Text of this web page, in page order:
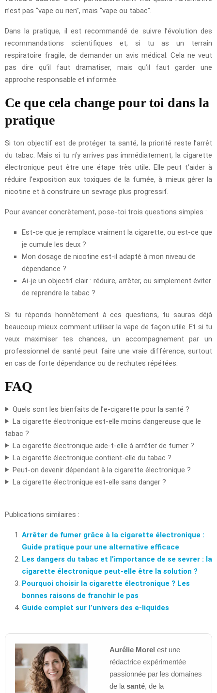
n’est pas “vape ou rien”, mais “vape ou tabac”.
Dans la pratique, il est recommandé de suivre l’évolution des
recommandations scientifiques et, si tu as un terrain
respiratoire fragile, de demander un avis médical. Cela ne veut
pas dire qu’il faut dramatiser, mais qu’il faut garder une
approche responsable et informée.
Ce que cela change pour toi dans la
pratique
Si ton objectif est de protéger ta santé, la priorité reste l’arrêt
du tabac. Mais si tu n’y arrives pas immédiatement, la cigarette
électronique peut être une étape très utile. Elle peut t’aider à
réduire l’exposition aux toxiques de la fumée, à mieux gérer la
nicotine et à construire un sevrage plus progressif.
Pour avancer concrètement, pose-toi trois questions simples :
Est-ce que je remplace vraiment la cigarette, ou est-ce que
je cumule les deux ?
Mon dosage de nicotine est-il adapté à mon niveau de
dépendance ?
Ai-je un objectif clair : réduire, arrêter, ou simplement éviter
de reprendre le tabac ?
Si tu réponds honnêtement à ces questions, tu sauras déjà
beaucoup mieux comment utiliser la vape de façon utile. Et si tu
veux maximiser tes chances, un accompagnement par un
professionnel de santé peut faire une vraie différence, surtout
en cas de forte dépendance ou de rechutes répétées.
FAQ
Quels sont les bienfaits de l’e-cigarette pour la santé ?
La cigarette électronique est-elle moins dangereuse que le
tabac ?
La cigarette électronique aide-t-elle à arrêter de fumer ?
La cigarette électronique contient-elle du tabac ?
Peut-on devenir dépendant à la cigarette électronique ?
La cigarette électronique est-elle sans danger ?
Publications similaires :
Arrêter de fumer grâce à la cigarette électronique :
Guide pratique pour une alternative efficace
Les dangers du tabac et l’importance de se sevrer : la
cigarette électronique peut-elle être la solution ?
Pourquoi choisir la cigarette électronique ? Les
bonnes raisons de franchir le pas
Guide complet sur l’univers des e-liquides
Aurélie Morel est une
rédactrice expérimentée
passionnée par les domaines
de la santé, de la